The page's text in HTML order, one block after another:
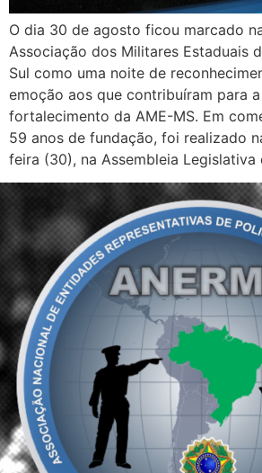
O dia 30 de agosto ficou marcado
Associação dos Militares Estaduais
Sul como uma noite de
emoção aos que contribuíram para
fortalecimento da AME-MS. Em
59 anos de fundação, foi realizado
feira (30), na Assembleia